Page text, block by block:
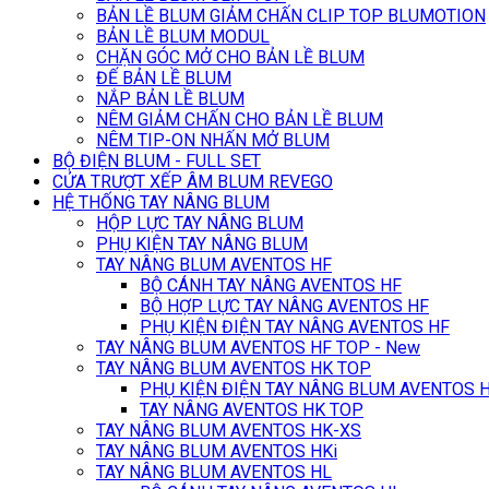
BẢN LỀ BLUM GIẢM CHẤN CLIP TOP BLUMOTION
BẢN LỀ BLUM MODUL
CHẶN GÓC MỞ CHO BẢN LỀ BLUM
ĐẾ BẢN LỀ BLUM
NẮP BẢN LỀ BLUM
NÊM GIẢM CHẤN CHO BẢN LỀ BLUM
NÊM TIP-ON NHẤN MỞ BLUM
BỘ ĐIỆN BLUM - FULL SET
CỬA TRƯỢT XẾP ÂM BLUM REVEGO
HỆ THỐNG TAY NÂNG BLUM
HỘP LỰC TAY NÂNG BLUM
PHỤ KIỆN TAY NÂNG BLUM
TAY NÂNG BLUM AVENTOS HF
BỘ CÁNH TAY NÂNG AVENTOS HF
BỘ HỢP LỰC TAY NÂNG AVENTOS HF
PHỤ KIỆN ĐIỆN TAY NÂNG AVENTOS HF
TAY NÂNG BLUM AVENTOS HF TOP - New
TAY NÂNG BLUM AVENTOS HK TOP
PHỤ KIỆN ĐIỆN TAY NÂNG BLUM AVENTOS
TAY NÂNG AVENTOS HK TOP
TAY NÂNG BLUM AVENTOS HK-XS
TAY NÂNG BLUM AVENTOS HKi
TAY NÂNG BLUM AVENTOS HL